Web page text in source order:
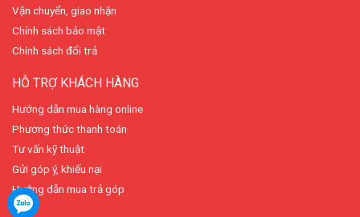
Vận chuyển, giao nhận
Chính sách bảo mật
Chính sách đổi trả
HỖ TRỢ KHÁCH HÀNG
Hướng dẫn mua hàng online
Phương thức thanh toán
Tư vấn kỹ thuật
Gửi góp ý, khiếu nại
Hướng dẫn mua trả góp